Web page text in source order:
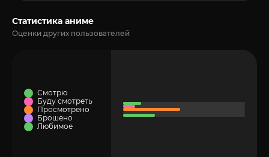
Статистика аниме
Оценки других пользователей
Смотрю
Буду смотреть
Просмотрено
Брошено
Любимое